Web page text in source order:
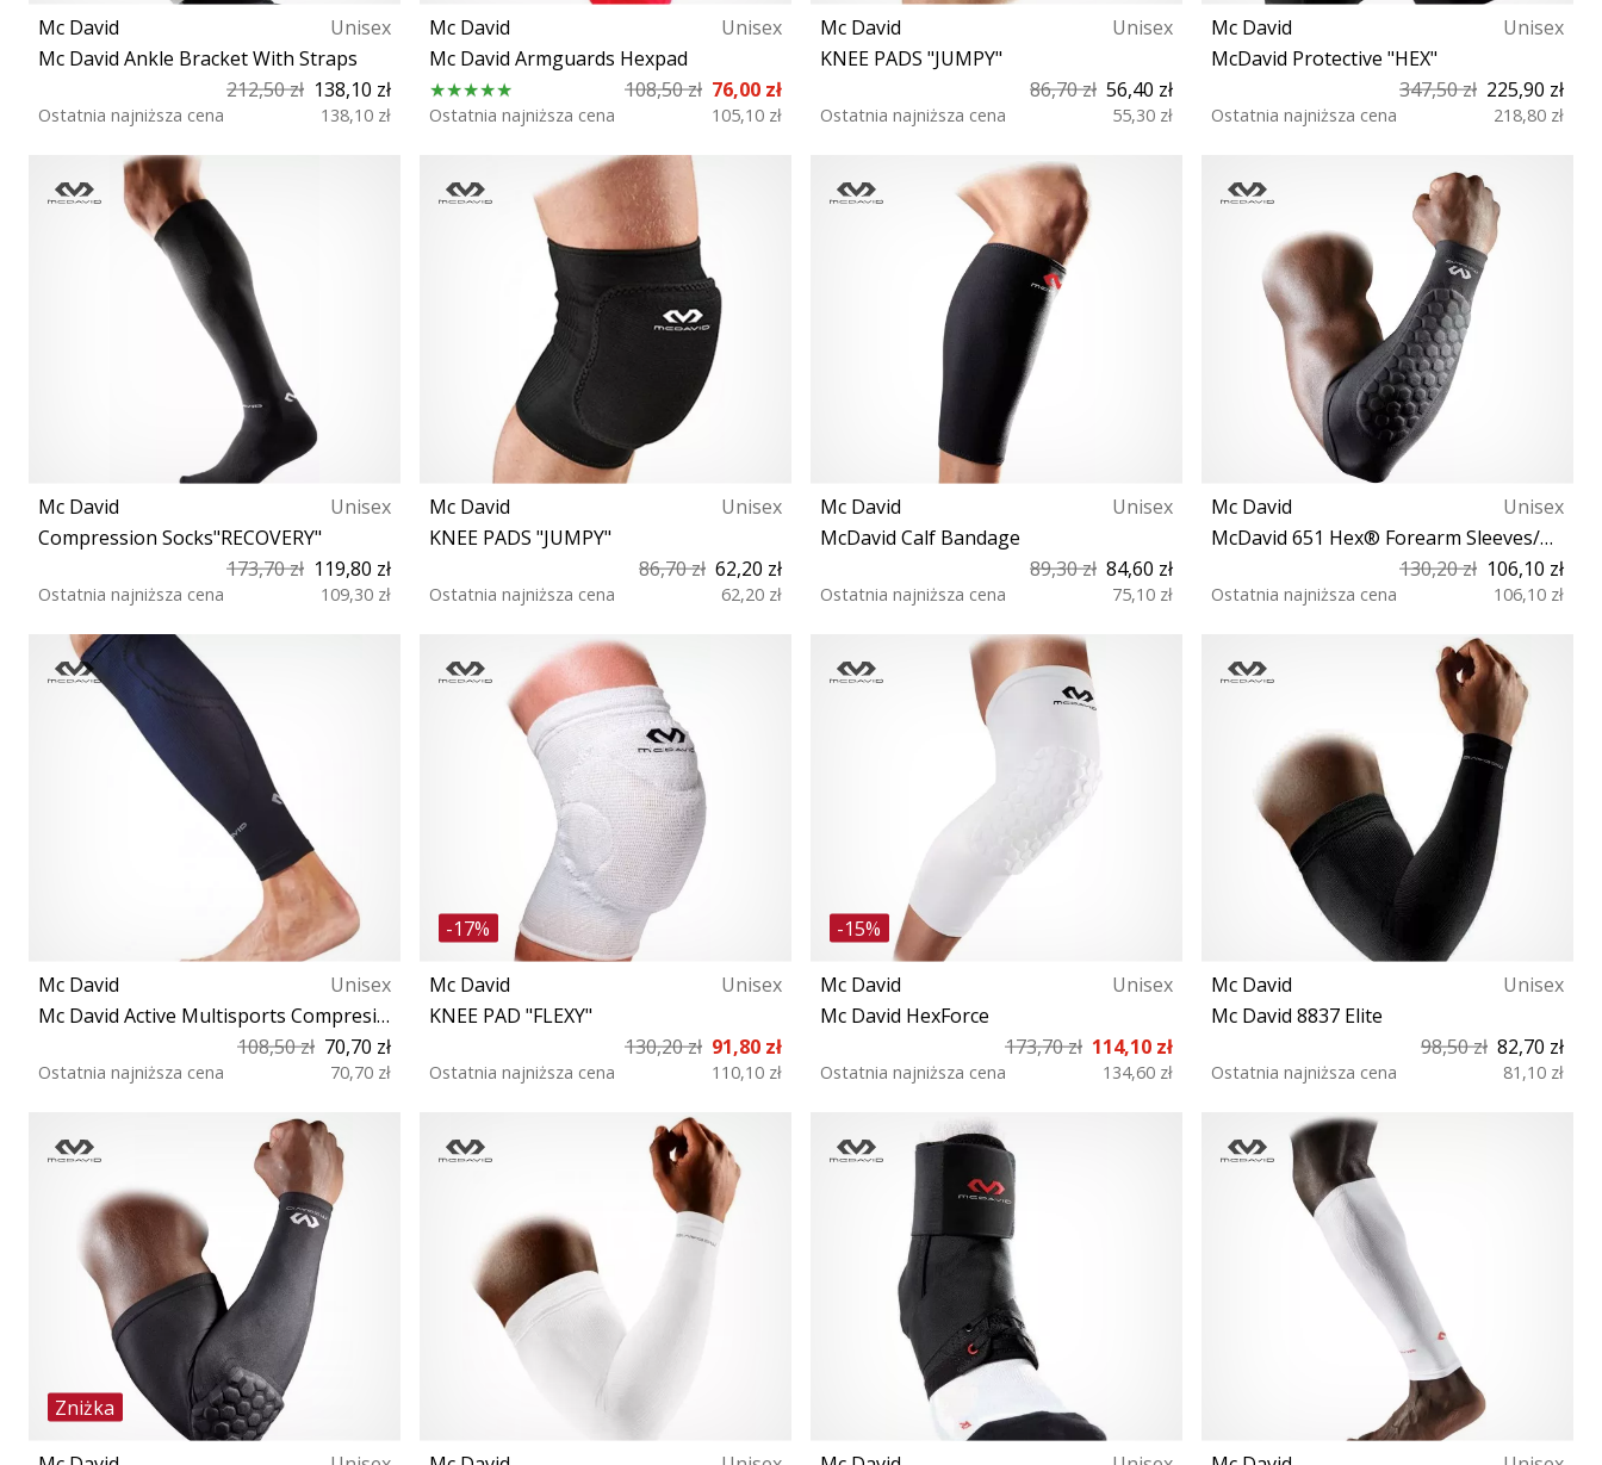
Mc David
Unisex
Mc David Ankle Bracket With Straps
212,50 zł 138,10 zł
Ostatnia najniższa cena 138,10 zł
Mc David
Unisex
Mc David Armguards Hexpad
108,50 zł 76,00 zł
Ostatnia najniższa cena 105,10 zł
L
Mc David
Unisex
KNEE PADS "JUMPY"
86,70 zł 56,40 zł
Ostatnia najniższa cena 55,30 zł
S XL
Mc David
Unisex
McDavid Protective "HEX"
347,50 zł 225,90 zł
Ostatnia najniższa cena 218,80 zł
Mc David
Unisex
Compression Socks"RECOVERY"
173,70 zł 119,80 zł
Ostatnia najniższa cena 109,30 zł
37 43
Mc David
Unisex
KNEE PADS "JUMPY"
86,70 zł 62,20 zł
Ostatnia najniższa cena 62,20 zł
XS S M L XL XXS
Mc David
Unisex
McDavid Calf Bandage
89,30 zł 84,60 zł
Ostatnia najniższa cena 75,10 zł
XL
Mc David
Unisex
McDavid 651 Hex® Forearm Sleeves/pair
130,20 zł 106,10 zł
Ostatnia najniższa cena 106,10 zł
Mc David
Unisex
Mc David Active Multisports Compresion Cuff
108,50 zł 70,70 zł
Ostatnia najniższa cena 70,70 zł
-17%
Mc David
Unisex
KNEE PAD "FLEXY"
130,20 zł 91,80 zł
Ostatnia najniższa cena 110,10 zł
-15%
Mc David
Unisex
Mc David HexForce
173,70 zł 114,10 zł
Ostatnia najniższa cena 134,60 zł
L XL S M
Mc David
Unisex
Mc David 8837 Elite
98,50 zł 82,70 zł
Ostatnia najniższa cena 81,10 zł
S M L XL
Zniżka